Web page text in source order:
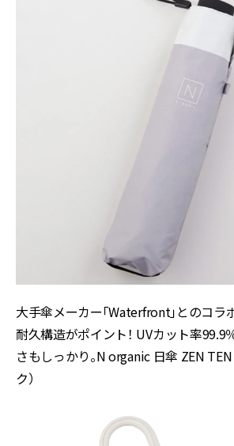
大手傘メーカー「Waterfront」とのコ
耐久構造がポイント！ UVカット率99.9
さもしっかり。N organic 日傘 ZEN
ク）